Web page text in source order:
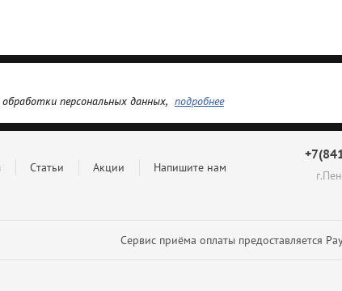
персональных данных, подробнее
Статьи Акции
Напишите нам
Сервис приёма оплаты предоставляется